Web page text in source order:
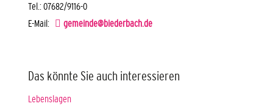
Tel.: 07682/9116-0
E-Mail:
gemeinde@biederbach.de
Das könnte Sie auch interessieren
Lebenslagen